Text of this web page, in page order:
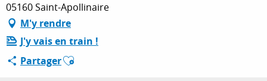
SÉJOURNER
ESPACE PRO
05160 Saint-Apollinaire
M'y rendre
J'y vais en train !
PartagerAjouter aux favoris